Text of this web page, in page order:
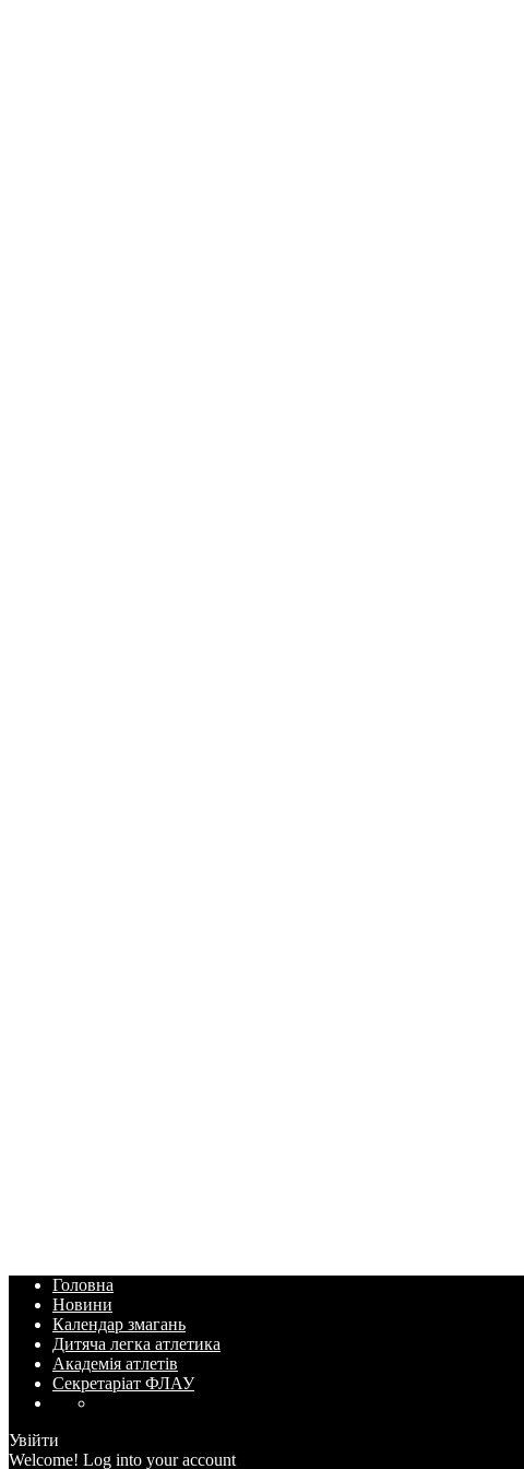
Головна
Новини
Календар змагань
Дитяча легка атлетика
Академія атлетів
Секретаріат ФЛАУ
Увійти
Welcome! Log into your account